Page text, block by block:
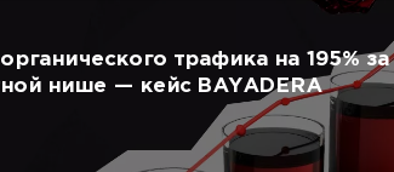
трафика на 195%
нише — кейс BAYADERA